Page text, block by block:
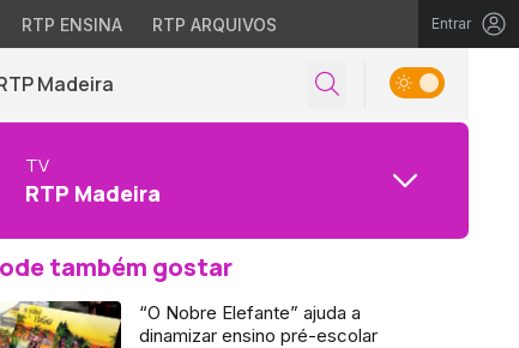
RTP ENSINA RTP ARQUIVOS Entrar
Madeira
TV
RTP Madeira
também gostar
“O Nobre Elefante” ajuda a
dinamizar ensino pré-escolar